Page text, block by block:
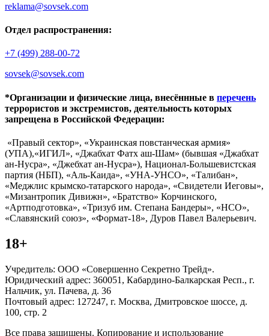
reklama@sovsek.com
Отдел распространения:
+7 (499) 288-00-72
sovsek@sovsek.com
*Организации и физические лица, внесённные в перечень
террористов и экстремистов, деятельность которых
запрещена в Российской Федерации:
«Правый сектор», «Украинская повстанческая армия»
(УПА),«ИГИЛ», «Джабхат Фатх аш-Шам» (бывшая «Джабхат
ан-Нусра», «Джебхат ан-Нусра»), Национал-Большевистская
партия (НБП), «Аль-Каида», «УНА-УНСО», «Талибан»,
«Меджлис крымско-татарского народа», «Свидетели Иеговы»,
«Мизантропик Дивижн», «Братство» Корчинского,
«Артподготовка», «Тризуб им. Степана Бандеры», «НСО»,
«Славянский союз», «Формат-18», Дуров Павел Валерьевич.
18+
Учредитель: ООО «Совершенно Секретно Трейд».
Юридический адрес: 360051, Кабардино-Балкарская Респ., г.
Нальчик, ул. Пачева, д. 36
Почтовый адрес: 127247, г. Москва, Дмитровское шоссе, д.
100, стр. 2
Все права защищены. Копирование и использование